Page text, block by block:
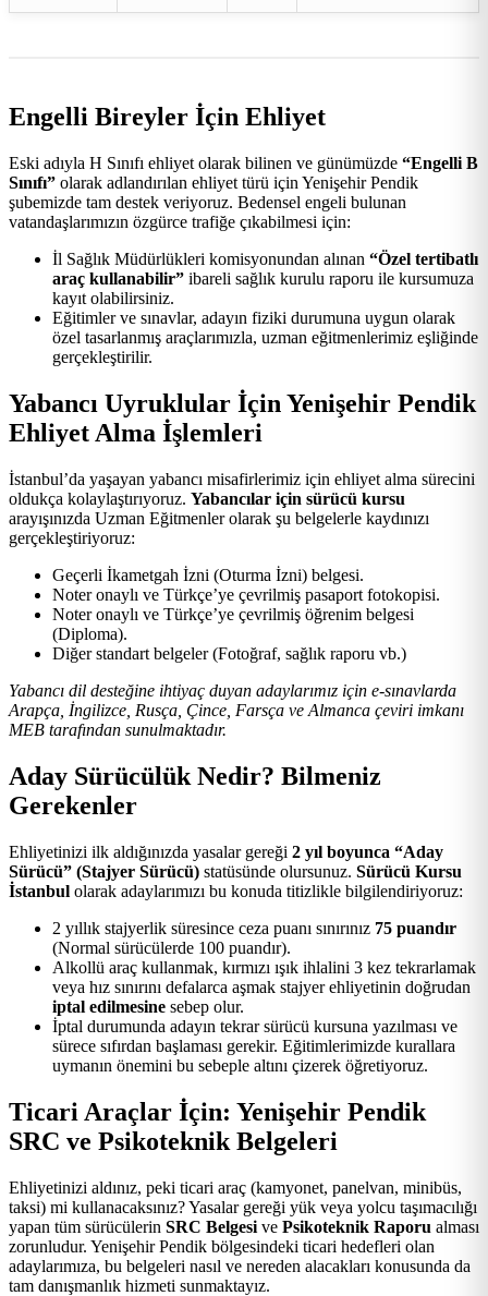
Engelli Bireyler İçin Ehliyet
Eski adıyla H Sınıfı ehliyet olarak bilinen ve günümüzde “Engelli B
Sınıfı” olarak adlandırılan ehliyet türü için Yenişehir Pendik
şubemizde tam destek veriyoruz. Bedensel engeli bulunan
vatandaşlarımızın özgürce trafiğe çıkabilmesi için:
İl Sağlık Müdürlükleri komisyonundan alınan “Özel tertibatlı
araç kullanabilir” ibareli sağlık kurulu raporu ile kursumuza
kayıt olabilirsiniz.
Eğitimler ve sınavlar, adayın fiziki durumuna uygun olarak
özel tasarlanmış araçlarımızla, uzman eğitmenlerimiz eşliğinde
gerçekleştirilir.
Yabancı Uyruklular İçin Yenişehir Pendik
Ehliyet Alma İşlemleri
İstanbul’da yaşayan yabancı misafirlerimiz için ehliyet alma sürecini
oldukça kolaylaştırıyoruz. Yabancılar için sürücü kursu
arayışınızda Uzman Eğitmenler olarak şu belgelerle kaydınızı
gerçekleştiriyoruz:
Geçerli İkametgah İzni (Oturma İzni) belgesi.
Noter onaylı ve Türkçe’ye çevrilmiş pasaport fotokopisi.
Noter onaylı ve Türkçe’ye çevrilmiş öğrenim belgesi
(Diploma).
Diğer standart belgeler (Fotoğraf, sağlık raporu vb.)
Yabancı dil desteğine ihtiyaç duyan adaylarımız için e-sınavlarda
Arapça, İngilizce, Rusça, Çince, Farsça ve Almanca çeviri imkanı
MEB tarafından sunulmaktadır.
Aday Sürücülük Nedir? Bilmeniz
Gerekenler
Ehliyetinizi ilk aldığınızda yasalar gereği 2 yıl boyunca “Aday
Sürücü” (Stajyer Sürücü) statüsünde olursunuz. Sürücü Kursu
İstanbul olarak adaylarımızı bu konuda titizlikle bilgilendiriyoruz:
2 yıllık stajyerlik süresince ceza puanı sınırınız 75 puandır
(Normal sürücülerde 100 puandır).
Alkollü araç kullanmak, kırmızı ışık ihlalini 3 kez tekrarlamak
veya hız sınırını defalarca aşmak stajyer ehliyetinin doğrudan
iptal edilmesine sebep olur.
İptal durumunda adayın tekrar sürücü kursuna yazılması ve
sürece sıfırdan başlaması gerekir. Eğitimlerimizde kurallara
uymanın önemini bu sebeple altını çizerek öğretiyoruz.
Ticari Araçlar İçin: Yenişehir Pendik
SRC ve Psikoteknik Belgeleri
Ehliyetinizi aldınız, peki ticari araç (kamyonet, panelvan, minibüs,
taksi) mi kullanacaksınız? Yasalar gereği yük veya yolcu taşımacılığı
yapan tüm sürücülerin SRC Belgesi ve Psikoteknik Raporu alması
zorunludur. Yenişehir Pendik bölgesindeki ticari hedefleri olan
adaylarımıza, bu belgeleri nasıl ve nereden alacakları konusunda da
tam danışmanlık hizmeti sunmaktayız.